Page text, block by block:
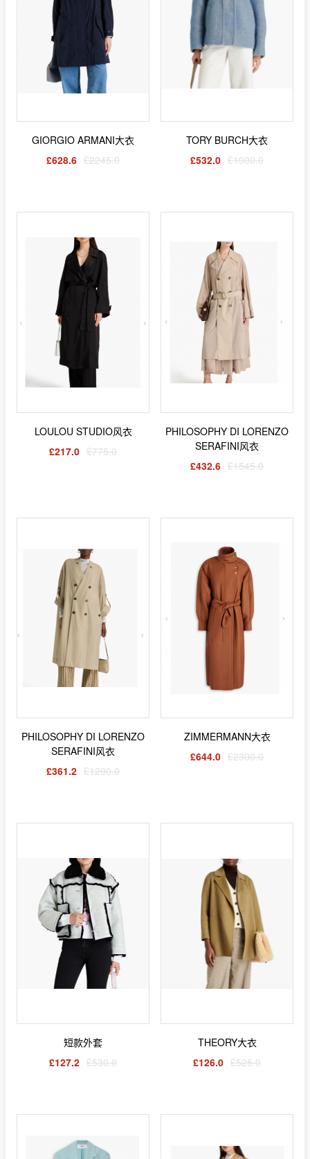
GIORGIO ARMANI大衣
£628.6 £2245.0
TORY BURCH大衣
£532.0 £1900.0
LOULOU STUDIO风衣
£217.0 £775.0
PHILOSOPHY DI LORENZO
SERAFINI风衣
£432.6 £1545.0
PHILOSOPHY DI LORENZO
SERAFINI风衣
£361.2 £1290.0
ZIMMERMANN大衣
£644.0 £2300.0
短款外套
£127.2 £530.0
THEORY大衣
£126.0 £525.0